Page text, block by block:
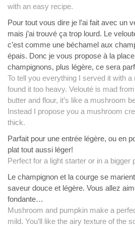
with an easy recipe.
Pour tout vous dire je l’ai fait avec un
mais j’ai trouvé ça trop lourd. Le
c’est comme une béchamel aux
épais. Donc je vous propose à la
champignons, plus légère, ce sera
To tell you everything I served it with
found it too heavy. Velouté is mad
butter and flour, it’s like a mushroom
Instead I propose you a mushroom
thick.
Parfait pour une entrée légère, ou en
plat tout aussi léger!
Perfect for a light starter or in a bigger
Le champignon et la courge se
saveur douce et légère. Vous allez
fondante…
Mushroom and pumpkin make a
mild. You’ll like the airy texture of the